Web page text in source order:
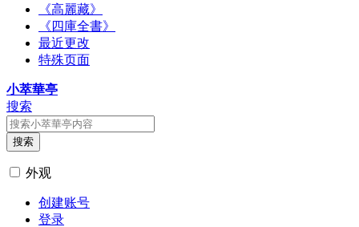
《高麗藏》
《四庫全書》
最近更改
特殊页面
小萃華亭
搜索
搜索
外观
创建账号
登录